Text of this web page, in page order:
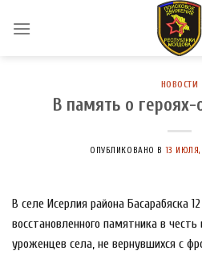
НОВОСТИ
В память о героях-
ОПУБЛИКОВАНО В13
В селе Исерлия района Басарабяска
восстановленного памятника в
уроженцев села, не вернувшихся с